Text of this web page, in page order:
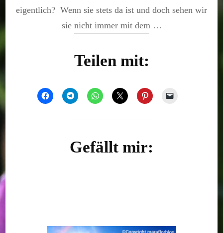
eigentlich? Wenn sie stets da ist und doch sehen wir
sie nicht immer mit dem …
Teilen mit:
Gefällt mir: